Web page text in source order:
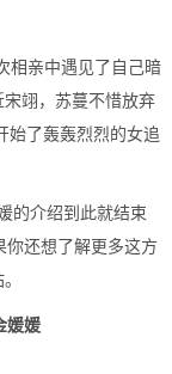
相亲中遇见了自己暗
翊，苏蔓不惜放弃
始了轰轰烈烈的女追
的介绍到此就结束
还想了解更多这方
媛媛